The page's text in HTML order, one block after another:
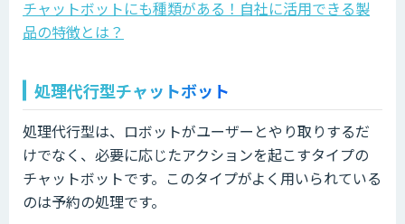
チャットボットにも種類がある！自社に活用できる製
品の特徴とは？
処理代行型チャットボット
処理代行型は、ロボットがユーザーとやり取りするだ
けでなく、必要に応じたアクションを起こすタイプの
チャットボットです。このタイプがよく用いられている
のは予約の処理です。